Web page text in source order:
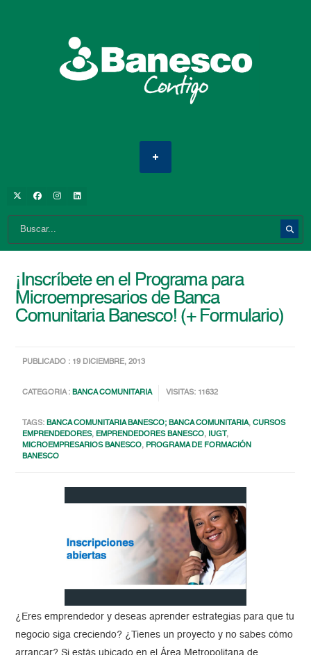
¡Inscríbete en el Programa para
Microempresarios de Banca
Comunitaria Banesco! (+ Formulario)
PUBLICADO : 19 DICIEMBRE, 2013
CATEGORIA :BANCA COMUNITARIA VISITAS: 11632
TAGS:BANCA COMUNITARIA BANESCO; BANCA COMUNITARIA,CURSOS
EMPRENDEDORES, EMPRENDEDORES BANESCO, IUGT,
MICROEMPRESARIOS BANESCO, PROGRAMA DE FORMACIÓN
BANESCO
¿Eres emprendedor y deseas aprender estrategias para que tu
negocio siga creciendo? ¿Tienes un proyecto y no sabes cómo
arrancar? Si estás ubicado en el Área Metropolitana de